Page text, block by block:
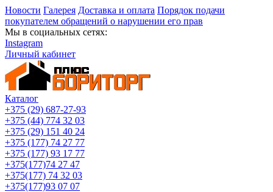
Новости Галерея Доставка и оплата Порядок подачи
покупателем обращений о нарушении его прав
Мы в социальных сетях:
Instagram
Личный кабинет
Каталог
+375 (29) 687-27-93
+375 (44) 774 32 03
+375 (29) 151 40 24
+375 (177) 74 27 77
+375 (177) 93 17 77
+375(177)74 27 47
+375(177) 74 32 03
+375(177)93 07 07